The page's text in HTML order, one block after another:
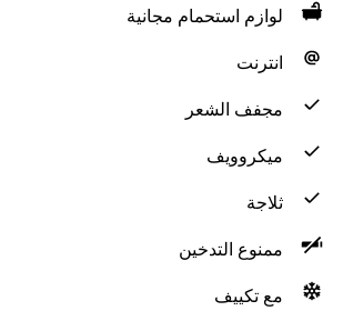
لوازم استحمام مجانية
انترنت
مجفف الشعر
ميكروويف
ثلاجة
ممنوع التدخين
مع تكييف